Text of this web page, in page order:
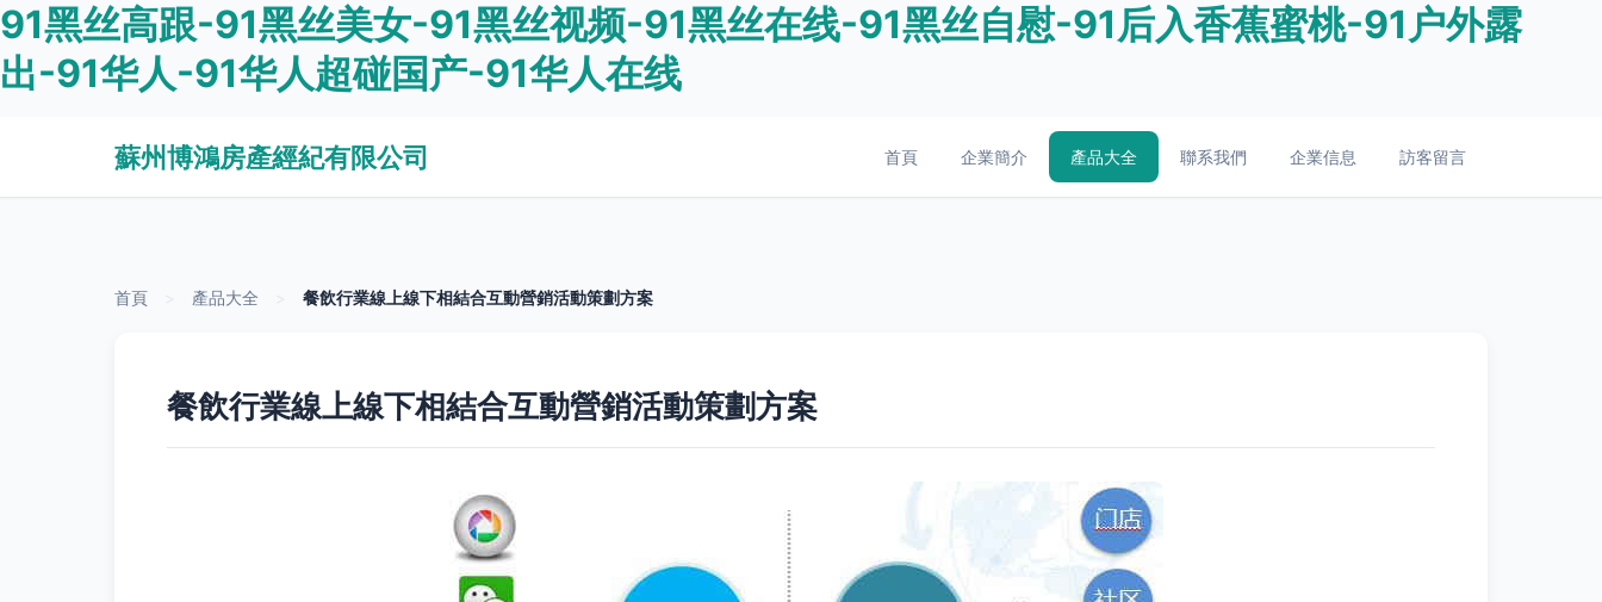
91黑丝高跟-91黑丝美女-91黑丝视频-91黑丝在线-91黑丝自慰-91后入香蕉蜜桃-91户外露
出-91华人-91华人超碰国产-91华人在线
蘇州博鴻房產經紀有限公司 首頁 企業簡介 產品大全 聯系我們 企業信息 訪客留言
首頁 產品大全 餐飲行業線上線下相結合互動營銷活動策劃方案
餐飲行業線上線下相結合互動營銷活動策劃方案